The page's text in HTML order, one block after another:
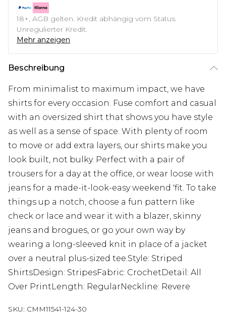
18+, AGB gelten. Kredit abhängig vom Status.
Unregulierter Kredit.
Mehr anzeigen
Beschreibung
From minimalist to maximum impact, we have
shirts for every occasion. Fuse comfort and casual
with an oversized shirt that shows you have style
as well as a sense of space. With plenty of room
to move or add extra layers, our shirts make you
look built, not bulky. Perfect with a pair of
trousers for a day at the office, or wear loose with
jeans for a made-it-look-easy weekend 'fit. To take
things up a notch, choose a fun pattern like
check or lace and wear it with a blazer, skinny
jeans and brogues, or go your own way by
wearing a long-sleeved knit in place of a jacket
over a neutral plus-sized tee.Style: Striped
ShirtsDesign: StripesFabric: CrochetDetail: All
Over PrintLength: RegularNeckline: Revere
SKU: CMM11541-124-30